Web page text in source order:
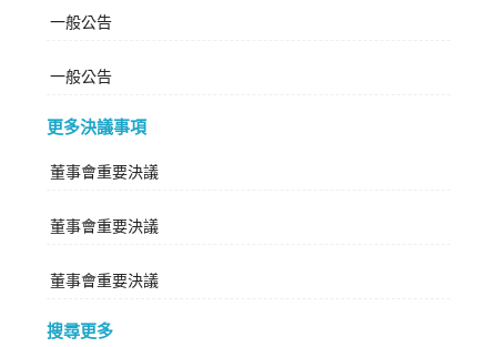
一般公告
一般公告
更多決議事項
董事會重要決議
董事會重要決議
董事會重要決議
搜尋更多